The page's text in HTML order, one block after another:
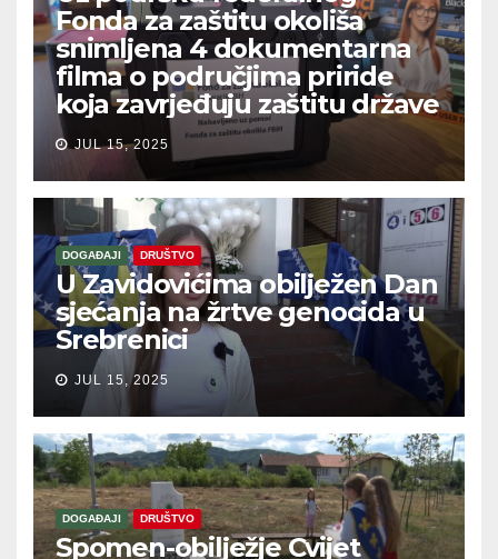
Fonda za zaštitu okoliša
snimljena 4 dokumentarna
filma o područjima priride
koja zavrjeđuju zaštitu države
JUL 15, 2025
DOGAĐAJI DRUŠTVO
U Zavidovićima obilježen Dan
sjećanja na žrtve genocida u
Srebrenici
JUL 15, 2025
DOGAĐAJI DRUŠTVO
Spomen-obilježje Cvijet